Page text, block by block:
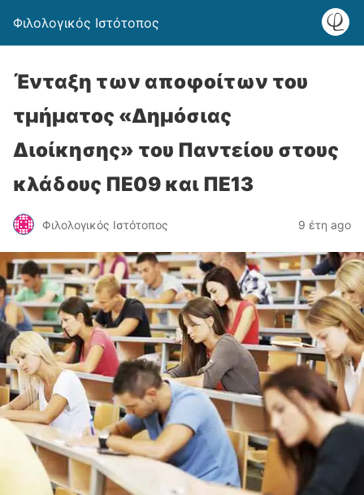
Φιλολογικός Ιστότοπος
Ένταξη των αποφοίτων του
τμήματος «Δημόσιας
Διοίκησης» του Παντείου στους
κλάδους ΠΕ09 και ΠΕ13
Φιλολογικός Ιστότοπος 9 έτη ago